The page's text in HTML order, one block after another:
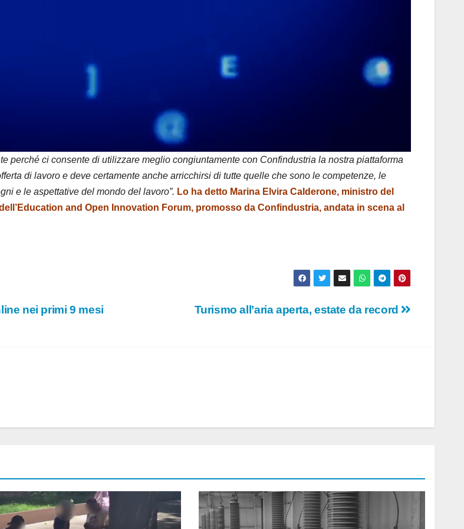
e
o
perché ci consente di utilizzare meglio congiuntamente con Confindustria la nostra piattaforma
di lavoro e deve certamente anche arricchirsi di tutte quelle che sono le competenze, le
e le aspettative del mondo del lavoro”. Lo ha detto Marina Elvira Calderone, ministro del
and Open Innovation Forum, promosso da Confindustria, andata in scena al
Turismo all’aria aperta, estate da record
nei primi 9 mesi